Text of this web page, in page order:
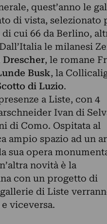
quest’anno le
di vista, selezionato
cui 66 da Berlino,
le milanesi
Drescher, le romane
Busk, la
di Luzio.
a Liste, con 4
Ivan di
di Como. Ospitata al
ampio spazio ad un
sua opera
novità è la
con un progetto di
di Liste
viceversa.